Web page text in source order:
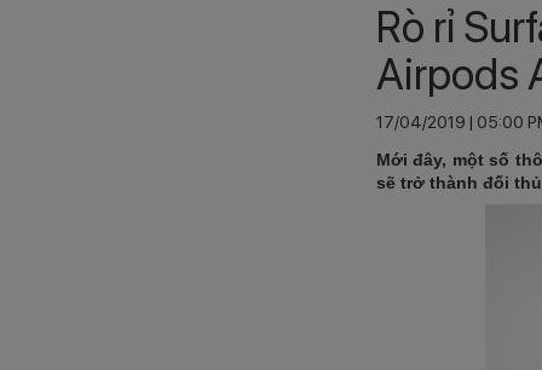
Rò rỉ
Airpods
17/04/2019 | 05:00
Mới đây, một số
sẽ trở thành đối